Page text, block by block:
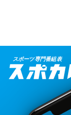
スポーツ専門番組表